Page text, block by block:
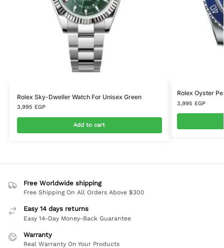
Rolex Sky-Dweller Watch For Unisex Green
3,995 EGP
Add to cart
Rolex Oyster
3,995 EGP
Free Worldwide shipping
Free Shipping On All Orders Above $300
Easy 14 days returns
Easy 14-Day Money-Back Guarantee
Warranty
Real Warranty On Your Products